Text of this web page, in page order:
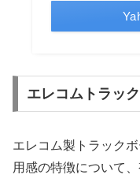
エレコムトラッ
エレコム製トラック
用感の特徴について